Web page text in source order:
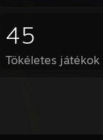
45
Tökéletes játékok